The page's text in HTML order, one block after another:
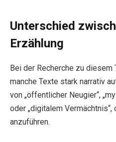
Unterschied
Erzählung
Bei der Recherche zu diesem
manche Texte stark narrativ
von „öffentlicher Neugier“,
oder „digitalem
anzuführen.